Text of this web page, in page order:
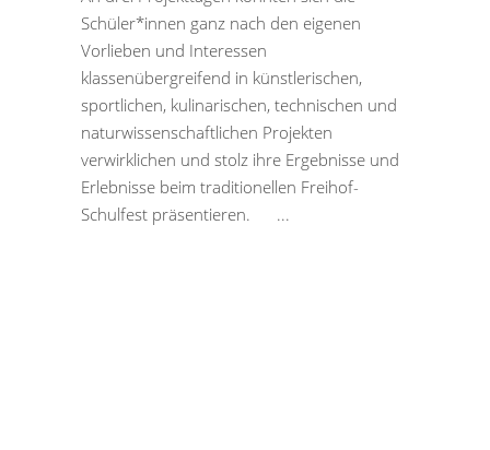
Schüler*innen ganz nach den eigenen
Vorlieben und Interessen
klassenübergreifend in künstlerischen,
sportlichen, kulinarischen, technischen und
naturwissenschaftlichen Projekten
verwirklichen und stolz ihre Ergebnisse und
Erlebnisse beim traditionellen Freihof-
Schulfest präsentieren.